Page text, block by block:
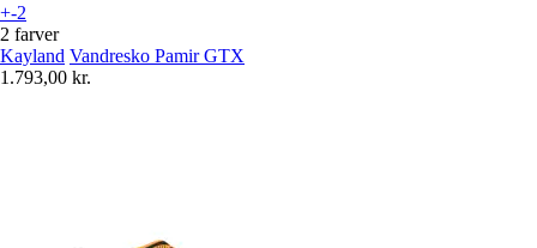
+-2
2 farver
Kayland Vandresko Pamir GTX
1.793,00 kr.